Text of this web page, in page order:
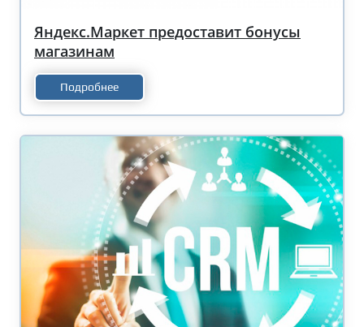
Яндекс.Маркет предоставит бонусы
магазинам
Подробнее